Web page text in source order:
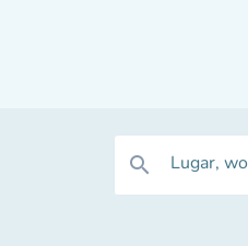
search Lugar,